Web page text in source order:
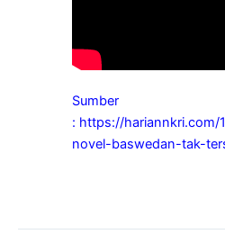
Sumber
: https://
novel-baswedan-tak-